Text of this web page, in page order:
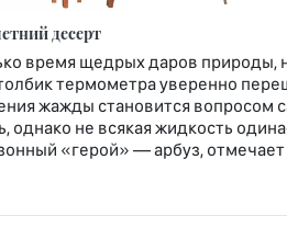
десерт
время щедрых даров природы,
термометра уверенно
жажды становится вопросом
не всякая жидкость
«герой» — арбуз, отмечает